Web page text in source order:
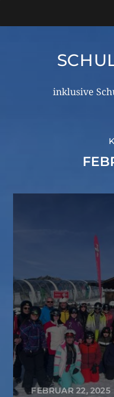
inklusive
FEBRUAR 22, 2025